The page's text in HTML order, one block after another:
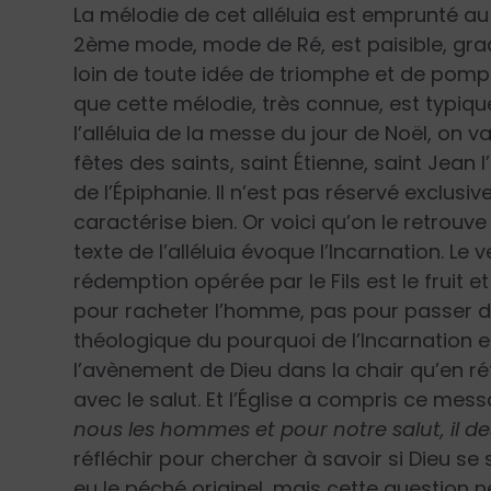
La mélodie de cet alléluia est emprunté
2ème mode, mode de Ré, est paisible,
loin de toute idée de triomphe et de
que cette mélodie, très connue, est
l’alléluia de la messe du jour de Noël, on
fêtes des saints, saint Étienne, saint Jean
de l’Épiphanie. Il n’est pas réservé
caractérise bien. Or voici qu’on le
texte de l’alléluia évoque l’Incarnation.
rédemption opérée par le Fils est le fruit
pour racheter l’homme, pas pour passer
théologique du pourquoi de l’Incarnation
l’avènement de Dieu dans la chair qu’en
avec le salut. Et l’Église a compris ce
nous les hommes et pour notre salut, il
réfléchir pour chercher à savoir si Dieu se